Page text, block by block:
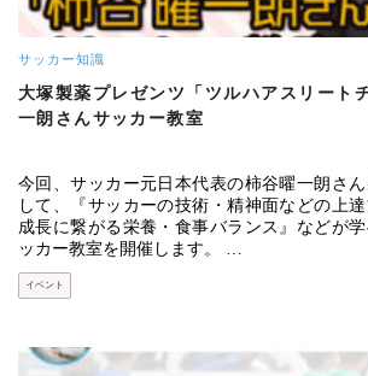
サッカー知識
大塚製薬プレゼンツ「ツルハアスリート
一朗さんサッカー教室
今回、サッカー元日本代表の柿谷曜一朗さ
して、『サッカーの技術・精神面などの上
成長に繋がる栄養・食事バランス』などが
ッカー教室を開催します。 …
イベント